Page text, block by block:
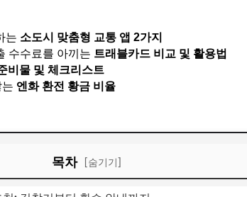
는 소도시 맞춤형 교통 앱 2가지
수수료를 아끼는 트래블카드 비교 및 활용법
비물 및 체크리스트
엔화 환전 황금 비율
목차 [숨기기]